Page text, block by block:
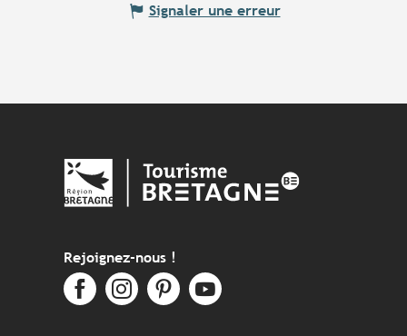
Signaler une erreur
Rejoignez-nous !